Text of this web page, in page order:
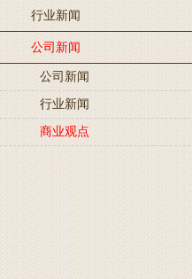
海底捞开首家川菜
快餐、咖啡巨头们
5天“碰瓷”6家餐馆
麦当劳“大拱门”营
2.2%
新茶饮行业“加盟为
行业新闻
公司新闻
公司新闻
行业新闻
商业观点